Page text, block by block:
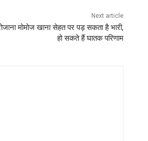
Next article
मोमोज खाना सेहत पर पड़ सकता है भारी,
हो सकते हैं घातक परिणाम